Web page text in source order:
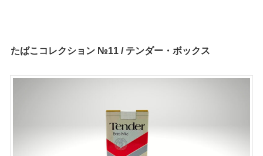
たばこコレクション №11 / テンダー・ボックス